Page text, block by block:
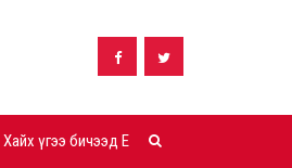
ШУУД ХУДАЛДАН АВАХ ТАЛААРХ